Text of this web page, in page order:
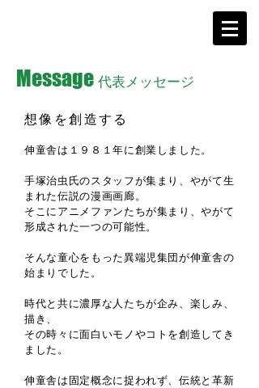
Message 代表メッセージ
​想像を創造する
伸童舎は１９８１年に創業しました。
手塚治虫氏のスタッフが集まり、やがて生
まれた伝説の漫画画廊。
そこにアニメファンたちが集まり、やがて
形成された一つの可能性。
そんな童心をもった異端児集団が伸童舎の
始まりでした。
時代と共に濃厚な人たちが企み、楽しみ、
描き、
その時々に面白いモノやコトを創造してき
ました。
伸童舎は固定概念に捉われず、伝統と革新